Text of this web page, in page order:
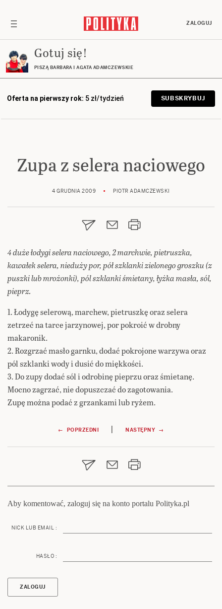
ZALOGUJ
Gotuj się!
PISZĄ BARBARA I AGATA ADAMCZEWSKIE
Oferta na pierwszy rok: 5 zł/tydzień SUBSKRYBUJ
Zupa z selera naciowego
4 GRUDNIA 2009 PIOTR ADAMCZEWSKI
4 duże łodygi selera naciowego, 2 marchwie, pietruszka,
kawałek selera, nieduży por, pół szklanki zielonego groszku (z
puszki lub mrożonki), pól szklanki śmietany, łyżka masła, sól,
pieprz.
1. Łodygę selerową, marchew, pietruszkę oraz selera
zetrzeć na tarce jarzynowej, por pokroić w drobny
makaronik.
2. Rozgrzać masło garnku, dodać pokrojone warzywa oraz
pól szklanki wody i dusić do miękkości.
3. Do zupy dodać sól i odrobinę pieprzu oraz śmietanę.
Mocno zagrzać, nie dopuszczać do zagotowania.
Zupę można podać z grzankami lub ryżem.
Nawigacja
wpisu
← POPRZEDNI | NASTĘPNY →
Aby komentować, zaloguj się na konto portalu Polityka.pl
NICK LUB EMAIL :
HASŁO :